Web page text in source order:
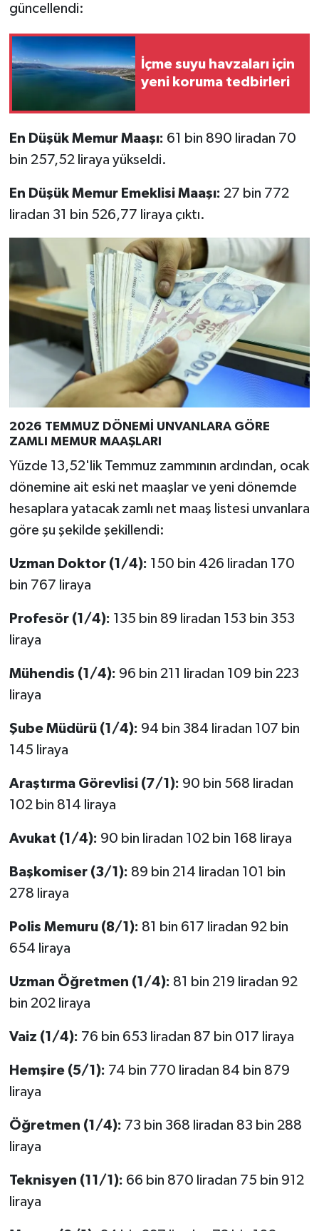
güncellendi:
İçme suyu havzaları için
yeni koruma tedbirleri
En Düşük Memur Maaşı: 61 bin 890 liradan 70
bin 257,52 liraya yükseldi.
En Düşük Memur Emeklisi Maaşı: 27 bin 772
liradan 31 bin 526,77 liraya çıktı.
2026 TEMMUZ DÖNEMİ UNVANLARA GÖRE
ZAMLI MEMUR MAAŞLARI
Yüzde 13,52'lik Temmuz zammının ardından, ocak
dönemine ait eski net maaşlar ve yeni dönemde
hesaplara yatacak zamlı net maaş listesi unvanlara
göre şu şekilde şekillendi:
Uzman Doktor (1/4): 150 bin 426 liradan 170
bin 767 liraya
Profesör (1/4): 135 bin 89 liradan 153 bin 353
liraya
Mühendis (1/4): 96 bin 211 liradan 109 bin 223
liraya
Şube Müdürü (1/4): 94 bin 384 liradan 107 bin
145 liraya
Araştırma Görevlisi (7/1): 90 bin 568 liradan
102 bin 814 liraya
Avukat (1/4): 90 bin liradan 102 bin 168 liraya
Başkomiser (3/1): 89 bin 214 liradan 101 bin
278 liraya
Polis Memuru (8/1): 81 bin 617 liradan 92 bin
654 liraya
Uzman Öğretmen (1/4): 81 bin 219 liradan 92
bin 202 liraya
Vaiz (1/4): 76 bin 653 liradan 87 bin 017 liraya
Hemşire (5/1): 74 bin 770 liradan 84 bin 879
liraya
Öğretmen (1/4): 73 bin 368 liradan 83 bin 288
liraya
Teknisyen (11/1): 66 bin 870 liradan 75 bin 912
liraya
Şaphane
Siyaset
Tavşanlı
Teknoloji
Türkiye
Video Galeri
Yaşam
Yemek Tarifleri